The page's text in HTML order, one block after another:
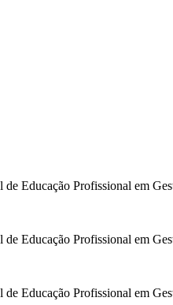
Educação Profissional em
Educação Profissional em
Educação Profissional em